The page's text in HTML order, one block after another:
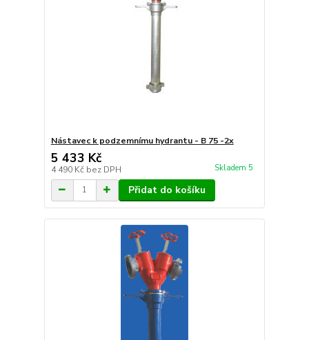
Nástavec k podzemnímu hydrantu - B 75 -2x
5 433 Kč
4 490 Kč bez DPH Skladem 5
Přidat do košíku